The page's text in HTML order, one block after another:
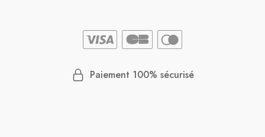
Paiement 100% sécurisé